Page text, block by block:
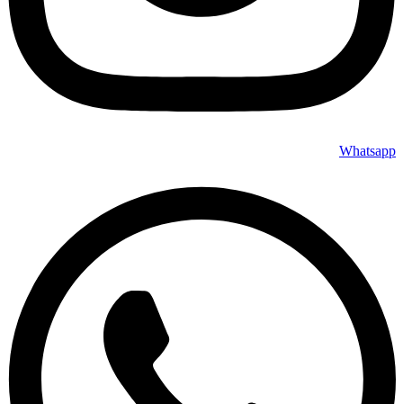
Whatsapp